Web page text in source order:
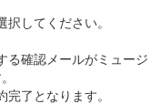
してください。
る確認メールがミュージ
了となります。